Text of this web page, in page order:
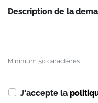
Description de la
Minimum 50 caractères
J'accepte la